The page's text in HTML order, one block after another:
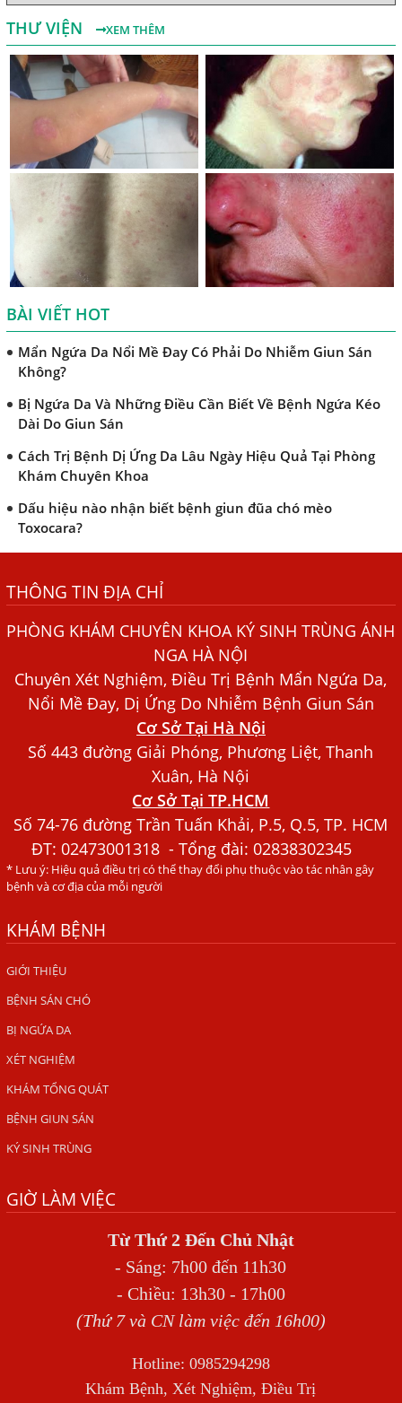
THƯ VIỆN XEM THÊM
BÀI VIẾT HOT
Nguyên Nhân Và Tác Hại Của Bệnh Giun Chỉ Bạch Huyết
Chẩn Đoán Và Điều Trị Bệnh Echinococcus
Những Điều Cần Biết Về Giun Hình Ống
Chẩn Đoán Và Điều Trị Bệnh Amip Ở Não
Bệnh Sán Chó Dấu Hiệu Nhận Biết Và Thời Gian Trị Bệnh
Sán Chó
Trị Bệnh Sán Chó Có Khỏi Bệnh Ngứa Da Không?
TRIỆU CHỨNG GIUN SÁN CHÓ MÈO
Khi Trẻ Bị Dị Ứng Da Cần Làm Xét Nghiệm Gì Tìm Nguyên
Nhân Dị Ứng Da
Điều trị bệnh sán lá gan ở đâu?
Mẩn Ngứa Da Nổi Mề Đay Có Phải Do Nhiễm Giun Sán
Không?
Bị Ngứa Da Và Những Điều Cần Biết Về Bệnh Ngứa Kéo
Dài Do Giun Sán
Cách Trị Bệnh Dị Ứng Da Lâu Ngày Hiệu Quả Tại Phòng
Khám Chuyên Khoa
Dấu hiệu nào nhận biết bệnh giun đũa chó mèo
Toxocara?
Bệnh Chàm Và Những Yếu Tố Liên Quan Đến Bệnh Giun
Dấu Hiệu Ngứa Da, Dị Ứng, Nổi Mề Đay Do Nhiễm Sán
Bác sĩ Nguyễn Ngọc Ánh Phòng Khám Ánh Nga Đề Tài
Nghiên Cứu Khoa
Xét Nghiệm Giun Sán Gồm Những Loại Nào? Chi Phí Bao
Người Đàn Ông Phát Ban Mẩn Đỏ Khắp Người, Sau Ba
Tháng Mới Tìm Ra Nguyên Nhân
Đau Mắt Đỏ, Nguyên Nhân Và Cách Điều Trị
HÀ NỘI – PHÁT BAN MẨN ĐỎ KHẮP NGƯỜI, ĐI KHÁM
Ăn hải sản sống, coi chừng nhiễm giun sán
TỔNG QUAN VỀ KÉM HẤP THU THỨC ĂN
HÀ NỘI – NHIỄM BA LOẠI KÝ SINH TRÙNG DO THÓI QUEN
ĂN MỘT MÓN ĂN SÁNG
ẤU TRÙNG SÁN CHÓ DI CHUYỂN QUA DA GÂY NGỨA
VIÊM DA ĐỒNG TIỀN
Tại sao khám bệnh viện da liễu nhiều năm không hết
ngứa?
SÁN TRONG NÃO GÂY RA CÁC TRIỆU CHỨNG NHƯ TÂM
Địa Chỉ Điều Trị Bệnh Sán Dây Uy Tín Tại Hà Nội
TỔNG QUAN VỀ NHIỄM GIUN LƯƠN
Đầu Hàng Vì Trị Nhiều Lần Không Khỏi
THÔNG TIN ĐỊA CHỈ
PHÒNG KHÁM CHUYÊN KHOA KÝ SINH TRÙNG ÁNH
NGA HÀ NỘI
Chuyên Xét Nghiệm, Điều Trị Bệnh Mẩn Ngứa Da,
Nổi Mề Đay, Dị Ứng Do Nhiễm Bệnh Giun Sán
Cơ Sở Tại Hà Nội
Số 443 đường Giải Phóng, Phương Liệt, Thanh
Xuân, Hà Nội
Cơ Sở Tại TP.HCM
Số 74-76 đường Trần Tuấn Khải, P.5, Q.5, TP. HCM
ĐT:02473001318 - Tổng đài: 02838302345
* Lưu ý: Hiệu quả điều trị có thể thay đổi phụ thuộc vào tác nhân gây
bệnh và cơ địa của mỗi người
KHÁM BỆNH
GIỚI THIỆU
BỆNH SÁN CHÓ
BỊ NGỨA DA
XÉT NGHIỆM
KHÁM TỔNG QUÁT
BỆNH GIUN SÁN
KÝ SINH TRÙNG
GIỜ LÀM VIỆC
Từ Thứ 2 Đến Chủ Nhật
- Sáng: 7h00 đến 11h30
- Chiều: 13h30 - 17h00
(Thứ 7 và CN làm việc đến 16h00)
Hotline: 0985294298
Khám Bệnh, Xét Nghiệm, Điều Trị